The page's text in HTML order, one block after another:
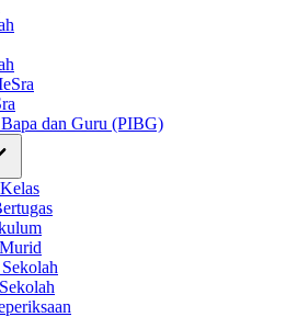
dan Guru (PIBG)